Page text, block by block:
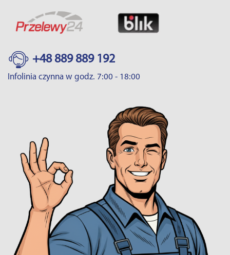
+48 889 889 192
Infolinia czynna w godz. 7:00 - 18:00